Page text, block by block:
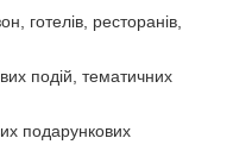
готелів, ресторанів,
подій, тематичних
подарункових